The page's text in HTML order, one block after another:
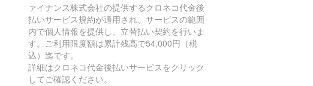
ァイナンス株式会社の提供するクロネコ代金後
払いサービス規約が適用され、サービスの範囲
内で個人情報を提供し、立替払い契約を行いま
す。ご利用限度額は累計残高で54,000円（税
込）迄です。
詳細はクロネコ代金後払いサービスをクリック
してご確認ください。